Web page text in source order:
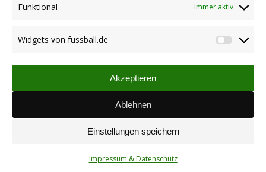
Funktional Immer aktiv
Widgets von fussball.de
Akzeptieren
Ablehnen
Einstellungen speichern
Impressum & Datenschutz
und die entsprechende Unterschrift zu
erreicht haben können sich die
Hallenkreismeisterschaft 2019
09.01.2019
Budenzauber! Am kommenden Samstag steht